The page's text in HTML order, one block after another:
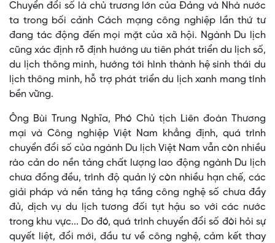
Chuyển đổi số là chủ trương lớn của Đảng và Nhà nước
ta trong bối cảnh Cách mạng công nghiệp lần thứ tư
đang tác động đến mọi mặt của xã hội. Ngành Du lịch
cũng xác định rõ định hướng ưu tiên phát triển du lịch số,
du lịch thông minh, hướng tới hình thành hệ sinh thái du
lịch thông minh, hỗ trợ phát triển du lịch xanh mang tính
bền vững.
Ông Bùi Trung Nghĩa, Phó Chủ tịch Liên đoàn Thương
mại và Công nghiệp Việt Nam khẳng định, quá trình
chuyển đổi số của ngành Du lịch Việt Nam vẫn còn nhiều
rào cản do nền tảng chất lượng lao động ngành Du lịch
chưa đồng đều, trình độ quản lý còn nhiều hạn chế, các
giải pháp và nền tảng hạ tầng công nghệ số chưa đầy
đủ, dịch vụ du lịch tương đối tụt hậu so với các nước
trong khu vực... Do đó, quá trình chuyển đổi số đòi hỏi sự
quyết liệt, đổi mới, đầu tư về công nghệ, cảm kết thay